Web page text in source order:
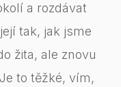
a rozdávat
tak, jak jsme
žita, ale znovu
to těžké, vím,